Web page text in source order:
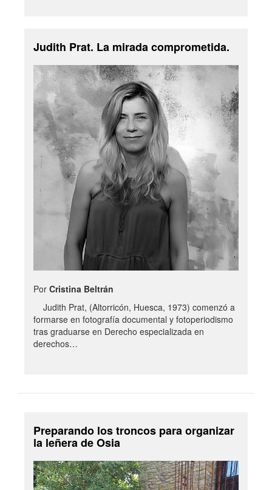
Judith Prat. La mirada comprometida.
Por Cristina Beltrán
Judith Prat, (Altorricón, Huesca, 1973) comenzó a
formarse en fotografía documental y fotoperiodismo
tras graduarse en Derecho especializada en
derechos…
Preparando los troncos para organizar
la leñera de Osia